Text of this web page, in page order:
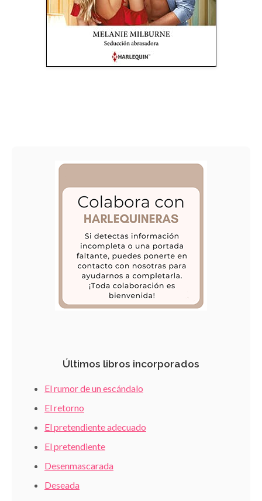
Últimos libros incorporados
El rumor de un escándalo
El retorno
El pretendiente adecuado
El pretendiente
Desenmascarada
Deseada